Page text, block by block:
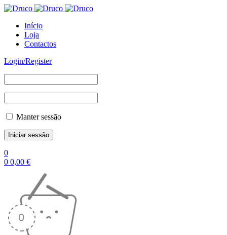
Início
Loja
Contactos
Login/Register
Manter sessão
0
0 0,00 €